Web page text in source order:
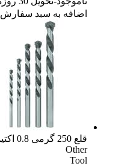
اضافه به سبد سفارش
قلع 250 گرمی 0.8 اکتیو
Other
Tool